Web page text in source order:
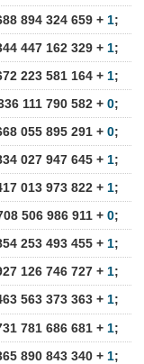
894 324 659 + 1;
447 162 329 + 1;
223 581 164 + 1;
111 790 582 + 0;
055 895 291 + 0;
027 947 645 + 1;
013 973 822 + 1;
506 986 911 + 0;
253 493 455 + 1;
126 746 727 + 1;
563 373 363 + 1;
781 686 681 + 1;
890 843 340 + 1;